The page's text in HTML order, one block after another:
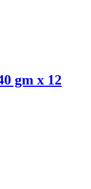
gm x 12